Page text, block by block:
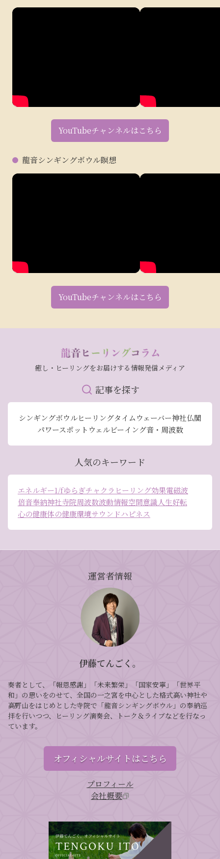
YouTubeチャンネルはこちら
龍音シンギングボウル瞑想
YouTubeチャンネルはこちら
癒し・ヒーリングをお届けする情報発信メディア
記事を探す
シンギングボウルヒーリングタイムウェーバー神社仏閣
パワースポット ウェルビーイング音・周波数
人気のキーワード
エネルギー1/fゆらぎチャクラ ヒーリング効果電磁波
倍音奉納神社寺院周波数波動情報空間意識人生好転
心の健康体の健康環境サウンドハピネス
運営者情報
伊藤てんごく。
奏者として、「報恩感謝」「未来繁栄」「国家安寧」「世界平
和」の思いをのせて、全国の一之宮を中心とした格式高い神社や
高野山をはじめとした寺院で「龍音シンギングボウル」の奉納巡
拝を行いつつ、ヒーリング演奏会、トーク＆ライブなどを行なっ
ています。
オフィシャルサイトはこちら
プロフィール
会社概要